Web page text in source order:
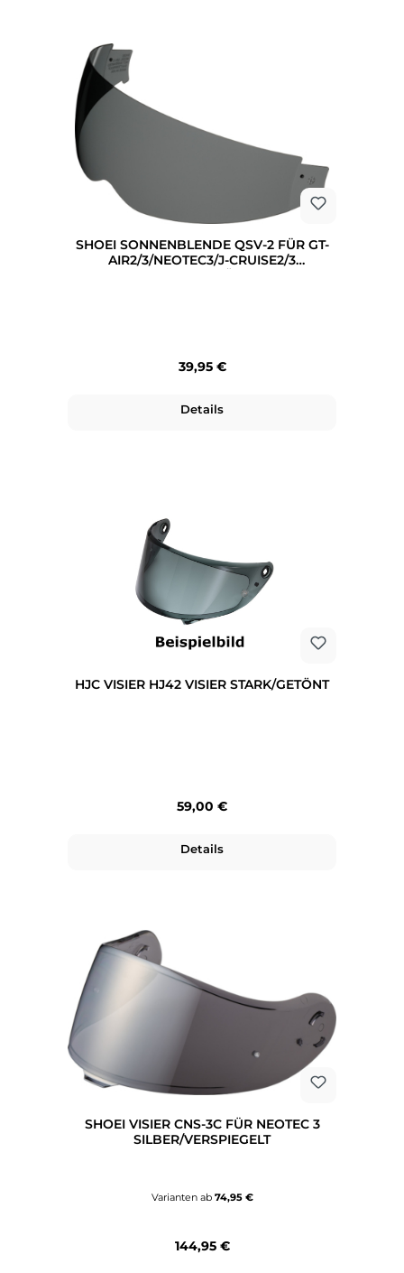
SHOEI SONNENBLENDE QSV-2 FÜR GT-
AIR2/3/NEOTEC3/J-CRUISE2/3
Regulärer Preis:
39,95 €
Details
HJC VISIER HJ42 VISIER STARK/GETÖNT
Regulärer Preis:
59,00 €
Details
SHOEI VISIER CNS-3C FÜR NEOTEC 3
SILBER/VERSPIEGELT
Varianten ab74,95 €
Regulärer Preis:
144,95 €